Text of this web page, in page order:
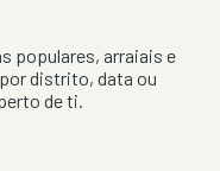
populares, arraiais e
distrito, data ou
de ti.